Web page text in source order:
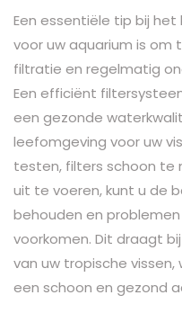
Een essentiële tip bij
voor uw aquarium is om
filtratie en regelmatig
Een efficiënt
een gezonde
leefomgeving voor uw
testen, filters schoon te
uit te voeren, kunt u de
behouden en
voorkomen. Dit draagt
van uw tropische vissen,
een schoon en gezond